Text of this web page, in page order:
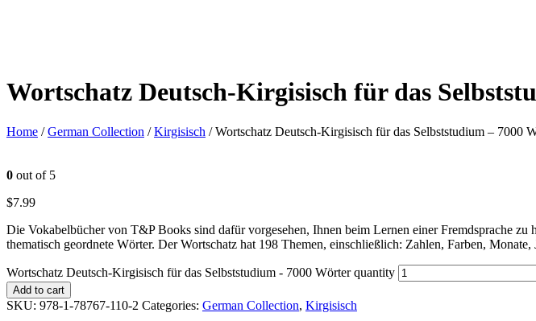
Wortschatz Deutsch-Kirgisisch für das
Home /German Collection /Kirgisisch / Wortschatz Deutsch-Kirgisisch für das Selbststudium – 7000
0 out of 5
$7.99
Die Vokabelbücher von T&P Books sind dafür vorgesehen, Ihnen beim Lernen einer Fremdsprache
thematisch geordnete Wörter. Der Wortschatz hat 198 Themen, einschließlich: Zahlen, Farben,
Wortschatz Deutsch-Kirgisisch für das Selbststudium - 7000 Wörter quantity
Add to cart
SKU: 978-1-78767-110-2 Categories: German Collection, Kirgisisch